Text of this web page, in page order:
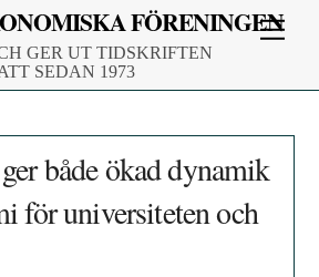
FÖRENINGEN
GER UT TIDSKRIFTEN
SEDAN 1973
både ökad dynamik
för universiteten och